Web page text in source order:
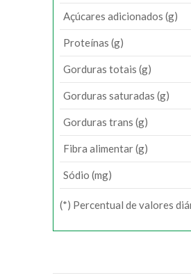
Açúcares adicionados (g)
Proteínas (g)
Gorduras totais (g)
Gorduras saturadas (g)
Gorduras trans (g)
Fibra alimentar (g)
Sódio (mg)
(*) Percentual de valores